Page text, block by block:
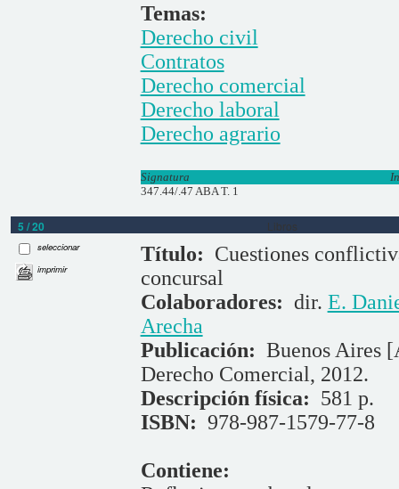
Temas:
Derecho civil
Contratos
Derecho comercial
Derecho laboral
Derecho agrario
Signatura
347.44/.47 ABA T. 1
5 / 20 Libros
seleccionar
imprimir
Título: Cuestiones
concursal
Colaboradores: dir. E.
Arecha
Publicación: Buenos Aires
Derecho Comercial, 2012.
Descripción física: 581 p.
ISBN: 978-987-1579-77-8
Contiene: